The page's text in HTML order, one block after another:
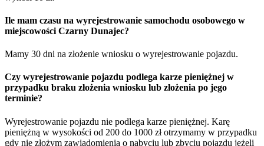
Ile mam czasu na wyrejestrowanie samochodu osobowego w
miejscowości Czarny Dunajec?
Mamy 30 dni na złożenie wniosku o wyrejestrowanie pojazdu.
Czy wyrejestrowanie pojazdu podlega karze pieniężnej w
przypadku braku złożenia wniosku lub złożenia po jego
terminie?
Wyrejestrowanie pojazdu nie podlega karze pieniężnej. Karę
pieniężną w wysokości od 200 do 1000 zł otrzymamy w przypadku
gdy nie złożym zawiadomienia o nabyciu lub zbyciu pojazdu jeżeli